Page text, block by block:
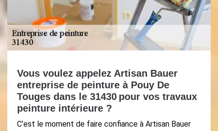
Vous voulez appelez Artisan Bauer
entreprise de peinture à Pouy De
Touges dans le 31430 pour vos travaux
peinture intérieure ?
C’est le moment de faire confiance à Artisan Bauer